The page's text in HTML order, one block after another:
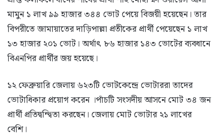
মামুন ১ লাখ ৯৯ হাজার ৩৪৪ ভোট পেয়ে বিজয়ী হয়েছেন। তার
বিপরীতে জামায়াতের দাড়িপাল্লা প্রতীকের প্রার্থী পেয়েছেন ১ লাখ
১৩ হাজার ২০১ ভোট। অর্থাৎ ৮৬ হাজার ১৪৩ ভোটের ব্যবধানে
বিএনপির প্রার্থীর জয় হয়েছে।
১২ ফেব্রুয়ারি জেলায় ৬২৩টি ভোটকেন্দ্রে ভোটাররা তাদের
ভোটাধিকার প্রয়োগ করেন ।পাঁচটি সংসদীয় আসনে মোট ৩৪ জন
প্রার্থী প্রতিদ্বন্দ্বিতা করছেন। জেলায় মোট ভোটার ২১ লাখের
বেশি।